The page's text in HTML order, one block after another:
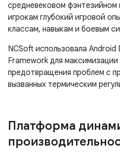
средневековом фэнтезийном
игрокам глубокий игровой
классам, навыкам и боевым
NCSoft использовала
Framework для максимизации
предотвращения проблем с
вызванных термическим
Платформа